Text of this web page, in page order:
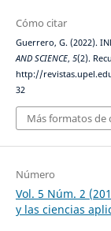
Cómo citar
Guerrero, G. (2022).
AND SCIENCE, 5(2).
http://
32
Más formatos de
Número
Vol. 5 Núm. 2
y las ciencias